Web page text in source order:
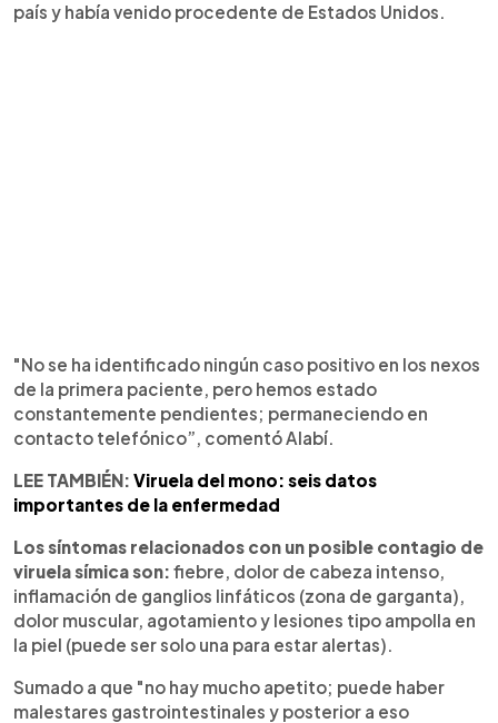
país y había venido procedente de Estados Unidos.
"No se ha identificado ningún caso positivo en los nexos
de la primera paciente, pero hemos estado
constantemente pendientes; permaneciendo en
contacto telefónico”, comentó Alabí.
LEE TAMBIÉN: Viruela del mono: seis datos
importantes de la enfermedad
Los síntomas relacionados con un posible contagio de
viruela símica son: fiebre, dolor de cabeza intenso,
inflamación de ganglios linfáticos (zona de garganta),
dolor muscular, agotamiento y lesiones tipo ampolla en
la piel (puede ser solo una para estar alertas).
Sumado a que "no hay mucho apetito; puede haber
malestares gastrointestinales y posterior a eso